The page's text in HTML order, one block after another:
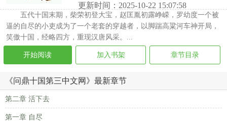
更新时间：2025-10-22 15:07:58
五代十国末期，柴荣初登大宝，赵匡胤初露峥嵘，罗幼度一个被
逼的自尽的小吏成为了一个老套的穿越者，以脚踹高粱河车神开局，
笑傲十国，经略四方，重现汉唐风采。...
开始阅读 加入书架 章节目录
《问鼎十国第三中文网》最新章节
第二章 活下去
第一章 自尽